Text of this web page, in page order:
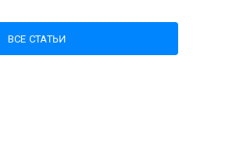
ВСЕ СТАТЬИ